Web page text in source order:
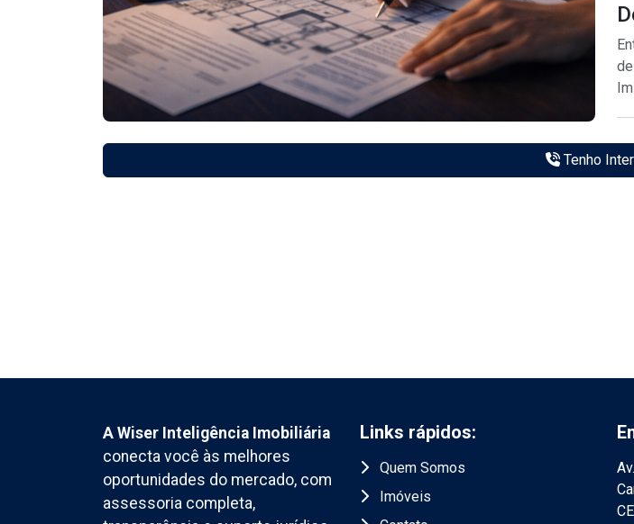
Tenho
A Wiser Inteligência Imobiliária
conecta você às melhores
oportunidades do mercado, com
assessoria completa,
Links rápidos:
Quem Somos
Imóveis